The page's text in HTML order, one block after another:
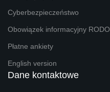
Cyberbezpieczeństwo
Obowiązek informacyjny RODO
Płatne ankiety
English version
Dane kontaktowe